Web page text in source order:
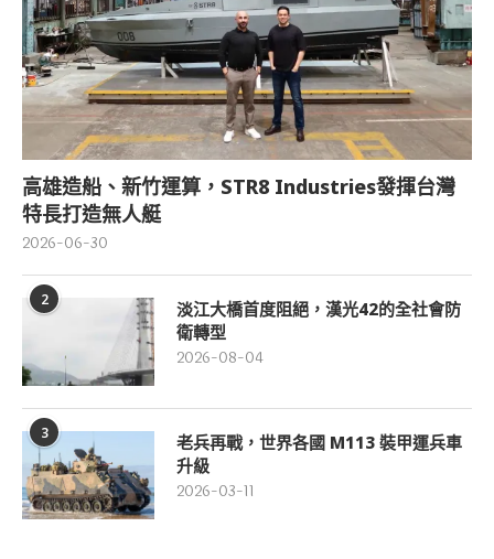
高雄造船、新竹運算，STR8 Industries發揮台灣
特長打造無人艇
2026-06-30
2
淡江大橋首度阻絕，漢光42的全社會防
衛轉型
2026-08-04
3
老兵再戰，世界各國 M113 裝甲運兵車
升級
2026-03-11